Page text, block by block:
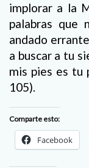
implorar a la
palabras que
andado
a buscar a tu
mis pies es tu
105).
Comparte esto:
Facebook